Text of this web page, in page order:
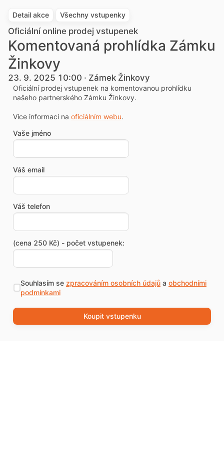
Detail akce Všechny vstupenky
Oficiální online prodej vstupenek
Komentovaná prohlídka Zámku
Žinkovy
23. 9. 2025 10:00 · Zámek Žinkovy
Oficiální prodej vstupenek na komentovanou prohlídku
našeho partnerského Zámku Žinkovy.
Více informací na oficiálním webu.
Vaše jméno
Váš email
Váš telefon
(cena 250 Kč) - počet vstupenek:
Souhlasím se zpracováním osobních údajůa obchodními
podmínkami
Koupit vstupenku